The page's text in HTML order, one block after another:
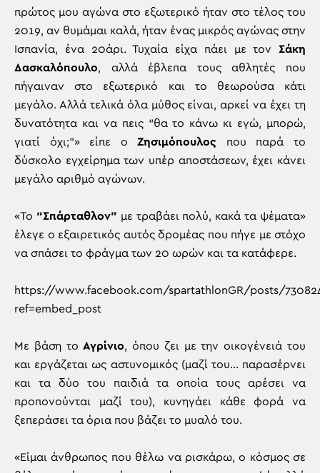
πρώτος μου αγώνα στο εξωτερικό ήταν στο τέλος του
2019, αν θυμάμαι καλά, ήταν ένας μικρός αγώνας στην
Ισπανία, ένα 20άρι. Τυχαία είχα πάει με τον Σάκη
Δασκαλόπουλο, αλλά έβλεπα τους αθλητές που
πήγαιναν στο εξωτερικό και το θεωρούσα κάτι
μεγάλο. Αλλά τελικά όλα μύθος είναι, αρκεί να έχει τη
δυνατότητα και να πεις “θα το κάνω κι εγώ, μπορώ,
γιατί όχι;”» είπε οΖησιμόπουλος που παρά το
δύσκολο εγχείρημα των υπέρ αποστάσεων, έχει κάνει
μεγάλο αριθμό αγώνων.
«Το “Σπάρταθλον” με τραβάει πολύ, κακά τα ψέματα»
έλεγε ο εξαιρετικός αυτός δρομέας που πήγε με στόχο
να σπάσει το φράγμα των 20 ωρών και τα κατάφερε.
https://www.facebook.com/spartathlonGR/posts/
ref=embed_post
Με βάση τοΑγρίνιο, όπου ζει με την οικογένειά του
και εργάζεται ως αστυνομικός (μαζί του… παρασέρνει
και τα δύο του παιδιά τα οποία τους αρέσει να
προπονούνται μαζί του), κυνηγάει κάθε φορά να
ξεπεράσει τα όρια που βάζει το μυαλό του.
«Είμαι άνθρωπος που θέλω να ρισκάρω, ο κόσμος σε